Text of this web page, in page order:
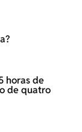
horas de
de quatro